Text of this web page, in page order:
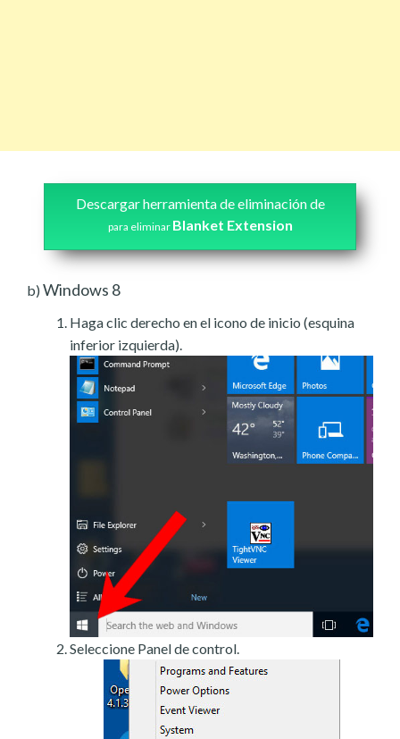
Descargar herramienta de eliminación de
para eliminar Blanket Extension
b) Windows 8
Haga clic derecho en el icono de inicio (esquina
inferior izquierda).
Seleccione Panel de control.